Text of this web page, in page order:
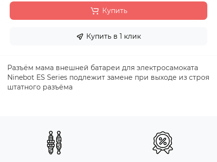
Купить
Купить в 1 клик
Разъём мама внешней батареи для электросамоката
Ninebot ES Series подлежит замене при выходе из строя
штатного разъёма